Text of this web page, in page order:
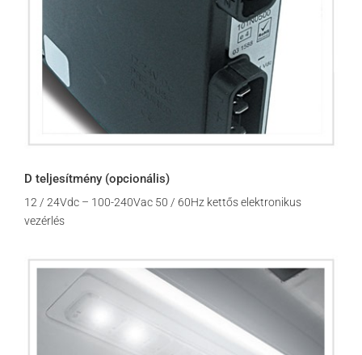
D teljesítmény (opcionális)
12 / 24Vdc – 100-240Vac 50 / 60Hz kettős elektronikus
vezérlés